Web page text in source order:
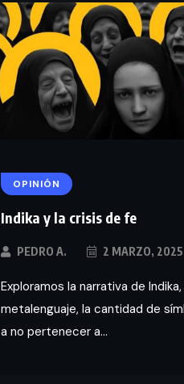
OPINIÓN
Indika y la crisis de fe
PEDRO A. 2 MARZO, 2025
Exploramos la narrativa de
metalenguaje, la cantidad de
a no pertenecer a...